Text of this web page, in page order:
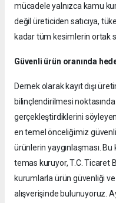
mücadele yalnızca kamu
değil üreticiden satıcıya,
kadar tüm kesimlerin ortak
Güvenli ürün oranında
Dernek olarak kayıt dışı
bilinçlendirilmesi
gerçekleştirdiklerini
en temel önceliğimiz
ürünlerin yaygınlaşması.
temas kuruyor, T.C. Ticaret
kurumlarla ürün güvenliği
alışverişinde bulunuyoruz.